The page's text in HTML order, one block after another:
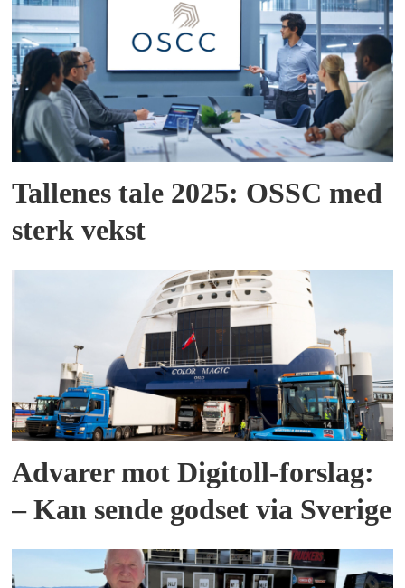
Tallenes tale 2025: OSSC med
sterk vekst
Advarer mot Digitoll-forslag:
– Kan sende godset via Sverige